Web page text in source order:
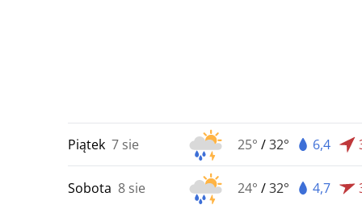
Piątek 7 sie 25° /32° 6,4
Sobota 8 sie 24° /32° 4,7